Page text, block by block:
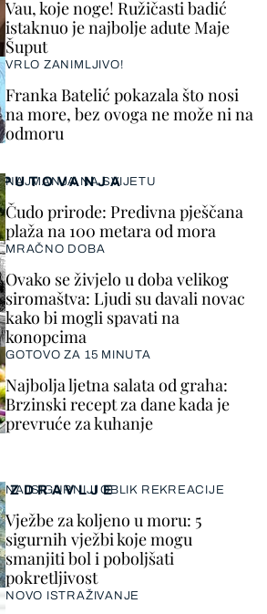
Vau, koje noge! Ružičasti badić
istaknuo je najbolje adute Maje
Šuput
VRLO ZANIMLJIVO!
Franka Batelić pokazala što nosi
na more, bez ovoga ne može ni na
odmoru
ZDRAVLJE
NAJSIGURNIJI OBLIK REKREACIJE
Vježbe za koljeno u moru: 5
sigurnih vježbi koje mogu
smanjiti bol i poboljšati
pokretljivost
NOVO ISTRAŽIVANJE
PUTOVANJA
NAJMANJA NA SVIJETU
Čudo prirode: Predivna pješčana
plaža na 100 metara od mora
MRAČNO DOBA
Ovako se živjelo u doba velikog
siromaštva: Ljudi su davali novac
kako bi mogli spavati na
konopcima
GOTOVO ZA 15 MINUTA
Najbolja ljetna salata od graha:
Brzinski recept za dane kada je
prevruće za kuhanje